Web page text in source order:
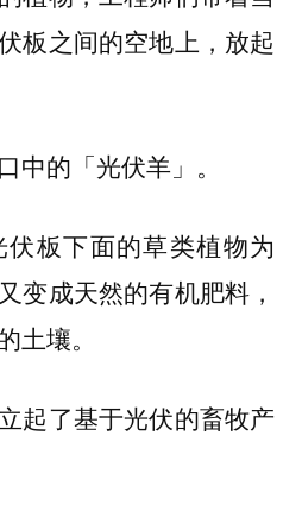
板之间的空地上，放起
中的「光伏羊」。
板下面的草类植物为
变成天然的有机肥料，
土壤。
起了基于光伏的畜牧产